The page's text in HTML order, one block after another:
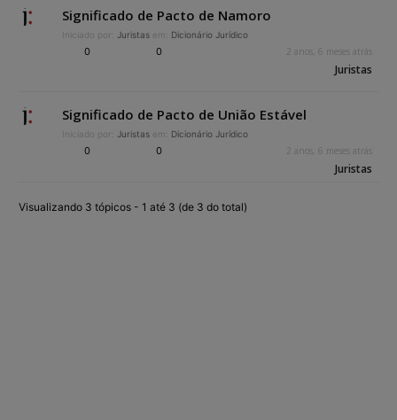
Significado de Pacto de Namoro
Iniciado por: Juristas em: Dicionário Jurídico
0 0 2 anos, 6 meses atrás
Juristas
Significado de Pacto de União Estável
Iniciado por: Juristas em: Dicionário Jurídico
0 0 2 anos, 6 meses atrás
Juristas
Visualizando 3 tópicos - 1 até 3 (de 3 do total)